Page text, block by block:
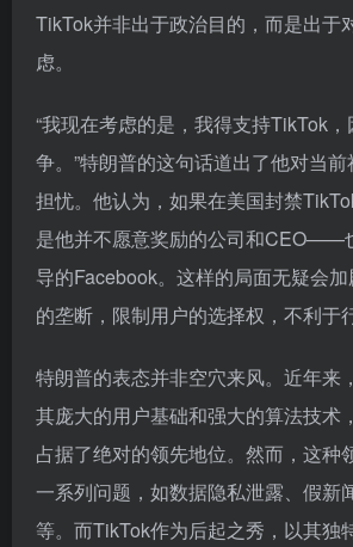
TikTok并非出于政治目的，而是出于
虑。
“我现在考虑的是，我得支持TikTok
争。”特朗普的这句话道出了他对当
担忧。他认为，如果在美国封禁
是他并不愿意奖励的公司和CEO——
导的Facebook。这样的局面无疑会
的垄断，限制用户的选择权，不利于
特朗普的表态并非空穴来风。近年来
其庞大的用户基础和强大的算法技术
占据了绝对的领先地位。然而，这种
一系列问题，如数据隐私泄露、假新
等。而TikTok作为后起之秀，以其独